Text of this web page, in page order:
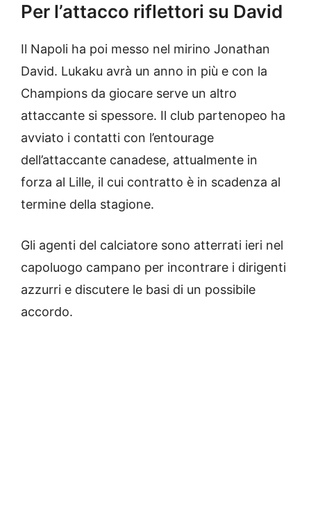
Per l’attacco riflettori su David
Il Napoli ha poi messo nel mirino Jonathan
David. Lukaku avrà un anno in più e con la
Champions da giocare serve un altro
attaccante si spessore. Il club partenopeo ha
avviato i contatti con l’entourage
dell’attaccante canadese, attualmente in
forza al Lille, il cui contratto è in scadenza al
termine della stagione.
Gli agenti del calciatore sono atterrati ieri nel
capoluogo campano per incontrare i dirigenti
azzurri e discutere le basi di un possibile
accordo.